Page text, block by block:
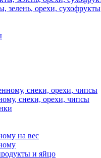
зелень, орехи, сухофрукты
снеки, орехи, чипсы
на вес